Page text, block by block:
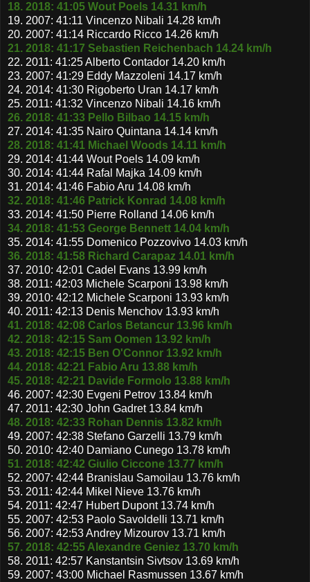
18. 2018: 41:05 Wout Poels 14.31 km/h
19. 2007: 41:11 Vincenzo Nibali 14.28 km/h
20. 2007: 41:14 Riccardo Ricco 14.26 km/h
21. 2018: 41:17 Sebastien Reichenbach 14.24 km/h
22. 2011: 41:25 Alberto Contador 14.20 km/h
23. 2007: 41:29 Eddy Mazzoleni 14.17 km/h
24. 2014: 41:30 Rigoberto Uran 14.17 km/h
25. 2011: 41:32 Vincenzo Nibali 14.16 km/h
26. 2018: 41:33 Pello Bilbao 14.15 km/h
27. 2014: 41:35 Nairo Quintana 14.14 km/h
28. 2018: 41:41 Michael Woods 14.11 km/h
29. 2014: 41:44 Wout Poels 14.09 km/h
30. 2014: 41:44 Rafal Majka 14.09 km/h
31. 2014: 41:46 Fabio Aru 14.08 km/h
32. 2018: 41:46 Patrick Konrad 14.08 km/h
33. 2014: 41:50 Pierre Rolland 14.06 km/h
34. 2018: 41:53 George Bennett 14.04 km/h
35. 2014: 41:55 Domenico Pozzovivo 14.03 km/h
36. 2018: 41:58 Richard Carapaz 14.01 km/h
37. 2010: 42:01 Cadel Evans 13.99 km/h
38. 2011: 42:03 Michele Scarponi 13.98 km/h
39. 2010: 42:12 Michele Scarponi 13.93 km/h
40. 2011: 42:13 Denis Menchov 13.93 km/h
41. 2018: 42:08 Carlos Betancur 13.96 km/h
42. 2018: 42:15 Sam Oomen 13.92 km/h
43. 2018: 42:15 Ben O'Connor 13.92 km/h
44. 2018: 42:21 Fabio Aru 13.88 km/h
45. 2018: 42:21 Davide Formolo 13.88 km/h
46. 2007: 42:30 Evgeni Petrov 13.84 km/h
47. 2011: 42:30 John Gadret 13.84 km/h
48. 2018: 42:33 Rohan Dennis 13.82 km/h
49. 2007: 42:38 Stefano Garzelli 13.79 km/h
50. 2010: 42:40 Damiano Cunego 13.78 km/h
51. 2018: 42:42 Giulio Ciccone 13.77 km/h
52. 2007: 42:44 Branislau Samoilau 13.76 km/h
53. 2011: 42:44 Mikel Nieve 13.76 km/h
54. 2011: 42:47 Hubert Dupont 13.74 km/h
55. 2007: 42:53 Paolo Savoldelli 13.71 km/h
56. 2007: 42:53 Andrey Mizourov 13.71 km/h
57. 2018: 42:55 Alexandre Geniez 13.70 km/h
58. 2011: 42:57 Kanstantsin Sivtsov 13.69 km/h
59. 2007: 43:00 Michael Rasmussen 13.67 km/h